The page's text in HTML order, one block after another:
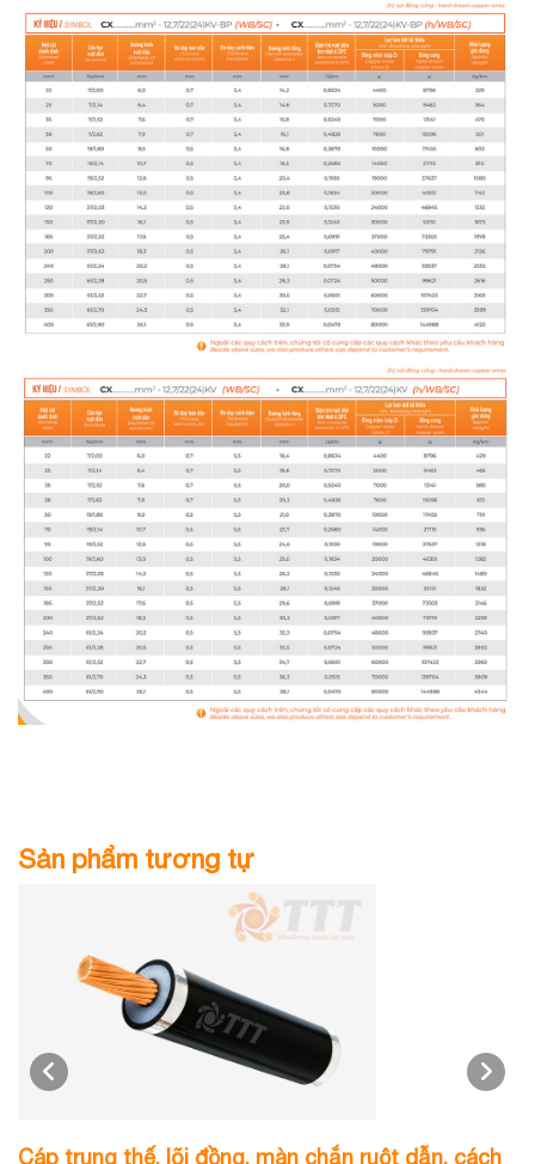
Sản phẩm tương tự
Cáp trung thế, lõi đồng, màn chắn ruột dẫn, cách